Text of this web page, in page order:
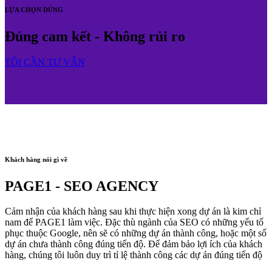
LỰA CHỌN ĐÚNG
Đúng cam kết - Không rủi ro
TÔI CẦN TƯ VẤN
Khách hàng nói gì về
PAGE1 - SEO AGENCY
Cảm nhận của khách hàng sau khi thực hiện xong dự án là kim chỉ
nam để PAGE1 làm việc. Đặc thù ngành của SEO có những yếu tố
phục thuộc Google, nên sẽ có những dự án thành công, hoặc một số
dự án chưa thành công đúng tiến độ. Để đảm bảo lợi ích của khách
hàng, chúng tôi luôn duy trì tỉ lệ thành công các dự án đúng tiến độ